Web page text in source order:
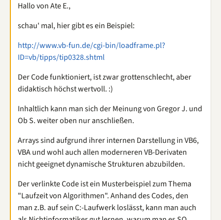
Hallo von Ate E.,
schau' mal, hier gibt es ein Beispiel:
http://www.vb-fun.de/cgi-bin/loadframe.pl?
ID=vb/tipps/tip0328.shtml
Der Code funktioniert, ist zwar grottenschlecht, aber
didaktisch höchst wertvoll. :)
Inhaltlich kann man sich der Meinung von Gregor J. und
Ob S. weiter oben nur anschließen.
Arrays sind aufgrund ihrer internen Darstellung in VB6,
VBA und wohl auch allen moderneren VB-Derivaten
nicht geeignet dynamische Strukturen abzubilden.
Der verlinkte Code ist ein Musterbeispiel zum Thema
"Laufzeit von Algorithmen". Anhand des Codes, den
man z.B. auf sein C:-Laufwerk loslässt, kann man auch